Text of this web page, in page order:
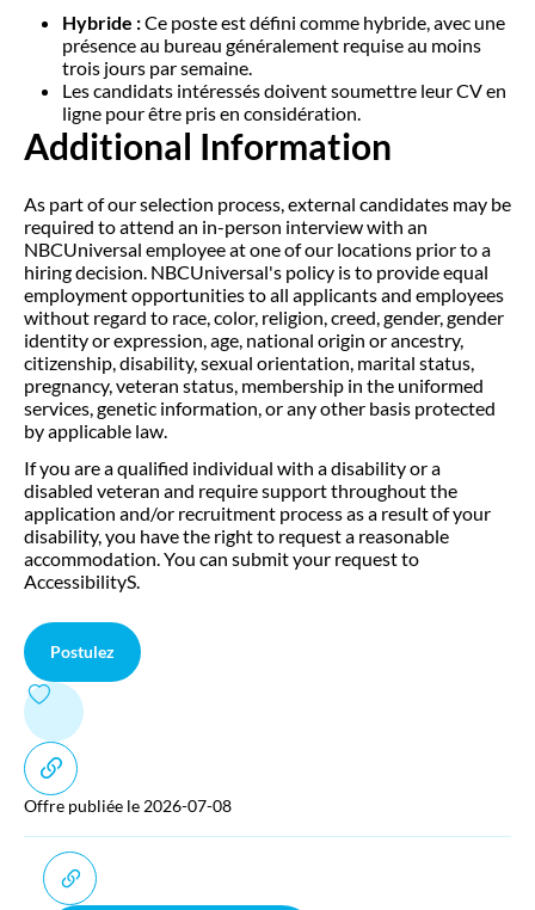
Hybride :Ce poste est défini comme hybride, avec une
présence au bureau généralement requise au moins
trois jours par semaine.
Les candidats intéressés doivent soumettre leur CV en
ligne pour être pris en considération.
Additional Information
As part of our selection process, external candidates may be
required to attend an in-person interview with an
NBCUniversal employee at one of our locations prior to a
hiring decision. NBCUniversal's policy is to provide equal
employment opportunities to all applicants and employees
without regard to race, color, religion, creed, gender, gender
identity or expression, age, national origin or ancestry,
citizenship, disability, sexual orientation, marital status,
pregnancy, veteran status, membership in the uniformed
services, genetic information, or any other basis protected
by applicable law.
If you are a qualified individual with a disability or a
disabled veteran and require support throughout the
application and/or recruitment process as a result of your
disability, you have the right to request a reasonable
accommodation. You can submit your request to
AccessibilityS.
Postulez
Offre publiée le 2026-07-08